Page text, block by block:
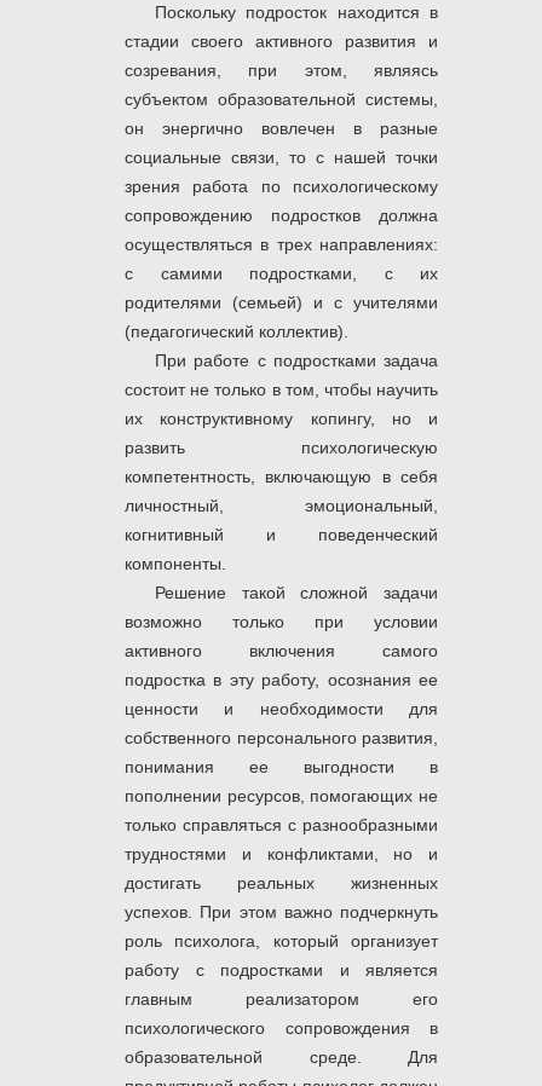
Поскольку подросток находится в
стадии своего активного развития и
созревания, при этом, являясь
субъектом образовательной системы,
он энергично вовлечен в разные
социальные связи, то с нашей точки
зрения работа по психологическому
сопровождению подростков должна
осуществляться в трех направлениях:
с самими подростками, с их
родителями (семьей) и с учителями
(педагогический коллектив).
При работе с подростками задача
состоит не только в том, чтобы научить
их конструктивному копингу, но и
развить психологическую
компетентность, включающую в себя
личностный, эмоциональный,
когнитивный и поведенческий
компоненты.
Решение такой сложной задачи
возможно только при условии
активного включения самого
подростка в эту работу, осознания ее
ценности и необходимости для
собственного персонального развития,
понимания ее выгодности в
пополнении ресурсов, помогающих не
только справляться с разнообразными
трудностями и конфликтами, но и
достигать реальных жизненных
успехов. При этом важно подчеркнуть
роль психолога, который организует
работу с подростками и является
главным реализатором его
психологического сопровождения в
образовательной среде. Для